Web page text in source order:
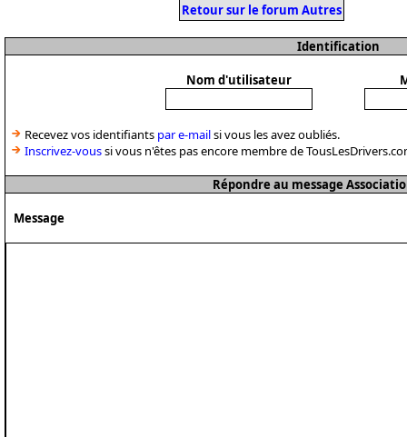
Retour sur le forum Autres
Identification
Nom d'utilisateur
Recevez vos identifiants par e-mailsi vous les avez oubliés.
Inscrivez-voussi vous n'êtes pas encore membre de
Répondre au message
Message